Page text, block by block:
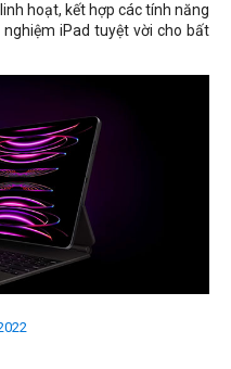
hoạt, kết hợp các tính năng
iPad tuyệt vời cho bất